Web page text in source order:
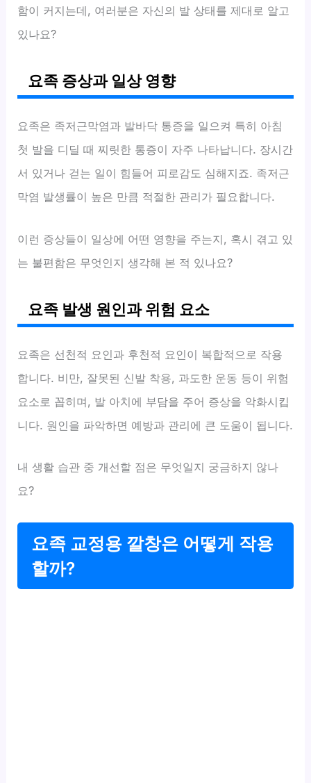
함이 커지는데, 여러분은 자신의 발 상태를 제대로 알고
있나요?
요족 증상과 일상 영향
요족은 족저근막염과 발바닥 통증을 일으켜 특히 아침
첫 발을 디딜 때 찌릿한 통증이 자주 나타납니다. 장시간
서 있거나 걷는 일이 힘들어 피로감도 심해지죠. 족저근
막염 발생률이 높은 만큼 적절한 관리가 필요합니다.
이런 증상들이 일상에 어떤 영향을 주는지, 혹시 겪고 있
는 불편함은 무엇인지 생각해 본 적 있나요?
요족 발생 원인과 위험 요소
요족은 선천적 요인과 후천적 요인이 복합적으로 작용
합니다. 비만, 잘못된 신발 착용, 과도한 운동 등이 위험
요소로 꼽히며, 발 아치에 부담을 주어 증상을 악화시킵
니다. 원인을 파악하면 예방과 관리에 큰 도움이 됩니다.
내 생활 습관 중 개선할 점은 무엇일지 궁금하지 않나
요?
요족 교정용 깔창은 어떻게 작용
할까?